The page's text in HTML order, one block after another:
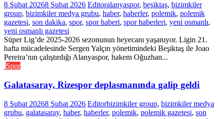
8 Şubat 20268 Şubat 2026 Editoralanyaspor, beşiktaş, bizimkiler
group, bizimkiler medya grubu, haber, haberler, polemik, polemik
gazetesi, son dakika, spor, spor haberi, spor haberleri, yeni osmanlı,
yeni osmanlı gazetesi
Süper Lig’de 2025-2026 sezonunun heyecanı yaşanıyor. Ligin 21.
hafta mücadelesinde Sergen Yalçın yönetimindeki Beşiktaş ile Joao
Pereira’nın çalıştırdığı Alanyaspor, hakem Oğuzhan...
Spor
Galatasaray, Rizespor deplasmanında galip geldi
8 Şubat 20268 Şubat 2026 Editorbizimkiler group, bizimkiler medya
grubu, galatasaray, haber, haberler, polemik, polemik gazetesi, son